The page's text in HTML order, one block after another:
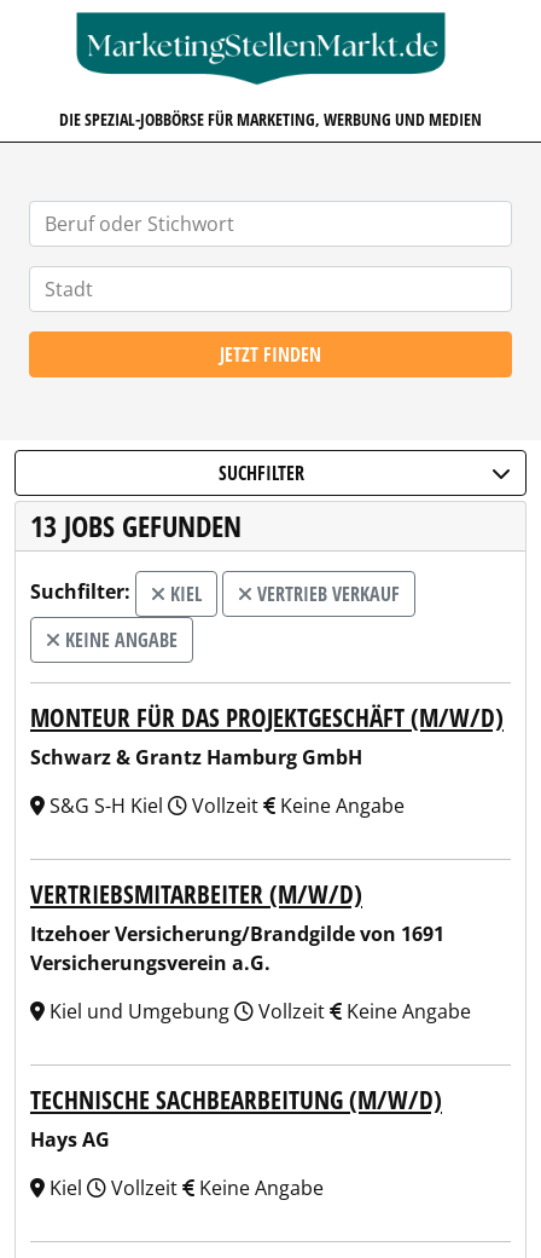
DIE SPEZIAL-JOBBÖRSE FÜR MARKETING, WERBUNG UND MEDIEN
JETZT FINDEN
SUCHFILTER
13 JOBS GEFUNDEN
Suchfilter: KIEL
VERTRIEB VERKAUF
KEINE ANGABE
MONTEUR FÜR DAS PROJEKTGESCHÄFT (M/W/D)
Schwarz & Grantz Hamburg GmbH
S&G S-H Kiel
Vollzeit Keine Angabe
VERTRIEBSMITARBEITER (M/W/D)
Itzehoer Versicherung/Brandgilde von 1691
Versicherungsverein a.G.
Kiel und Umgebung
Vollzeit Keine Angabe
TECHNISCHE SACHBEARBEITUNG (M/W/D)
Hays AG
Kiel
Vollzeit Keine Angabe